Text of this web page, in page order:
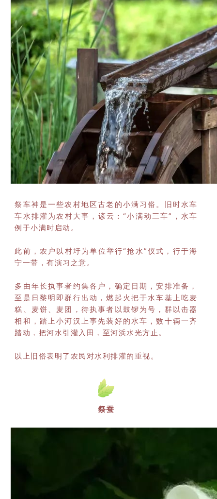
祭车神是一些农村地区古老的小满习俗。旧时水车
车水排灌为农村大事，谚云：“小满动三车”，水车
例于小满时启动。
此前，农户以村圩为单位举行“抢水”仪式，行于海
宁一带，有演习之意。
多由年长执事者约集各户，确定日期，安排准备，
至是日黎明即群行出动，燃起火把于水车基上吃麦
糕、麦饼、麦团，待执事者以鼓锣为号，群以击器
相和，踏上小河汉上事先装好的水车，数十辆一齐
踏动，把河水引灌入田，至河浜水光方止。
以上旧俗表明了农民对水利排灌的重视。
祭蚕